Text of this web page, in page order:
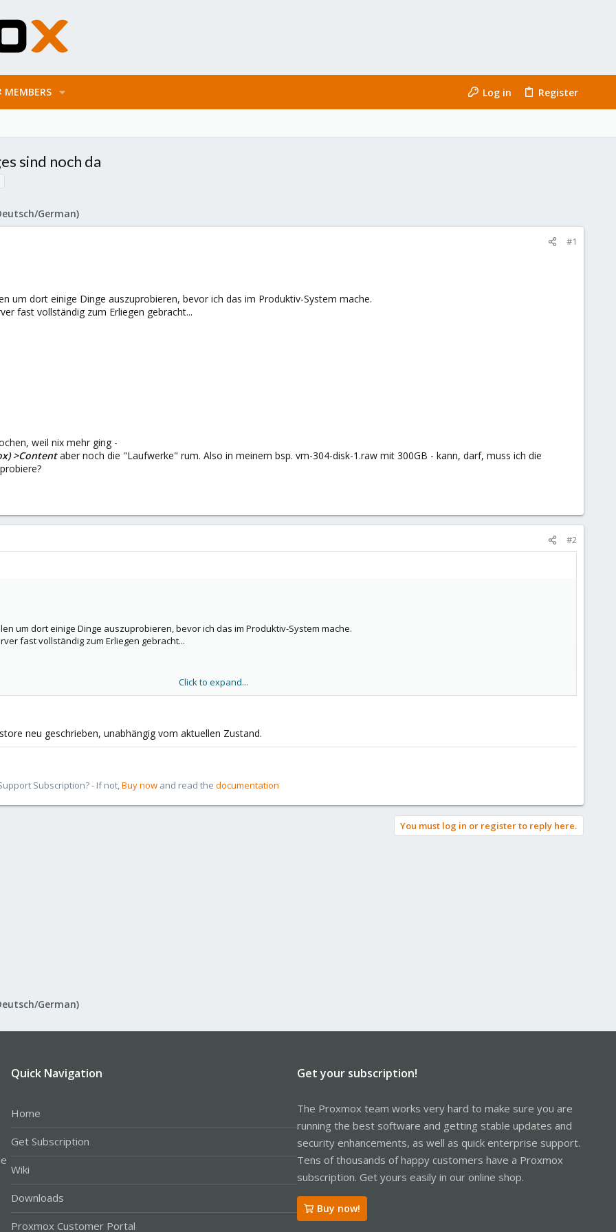
MEMBERS Log in Register
sind noch da
German)
#1
um dort einige Dinge auszuprobieren, bevor ich das im Produktiv-System mache.
fast vollständig zum Erliegen gebracht...
weil nix mehr ging -
>Contentaber noch die "Laufwerke" rum. Also in meinem bsp. vm-304-disk-1.raw mit 300GB - kann, darf, muss ich die
#2
um dort einige Dinge auszuprobieren, bevor ich das im Produktiv-System mache.
fast vollständig zum Erliegen gebracht...
weil nix mehr ging -
Click to expand...
neu geschrieben, unabhängig vom aktuellen Zustand.
Subscription? - If not,Buy now and read the documentation
You must log in or register to reply here.
German)
Quick Navigation
Home
Get Subscription
Wiki
Downloads
Proxmox Customer Portal
Get your subscription!
The Proxmox team works very hard to make sure you are
running the best software and getting stable updates and
security enhancements, as well as quick enterprise support.
Tens of thousands of happy customers have a Proxmox
subscription. Get yours easily in our online shop.
Buy now!